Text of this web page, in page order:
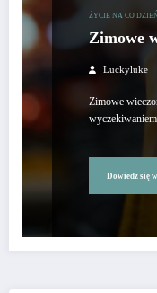
ŻYCIE NA CO
Zimowe
Luckyluke
Zimowe
Dowiedz się